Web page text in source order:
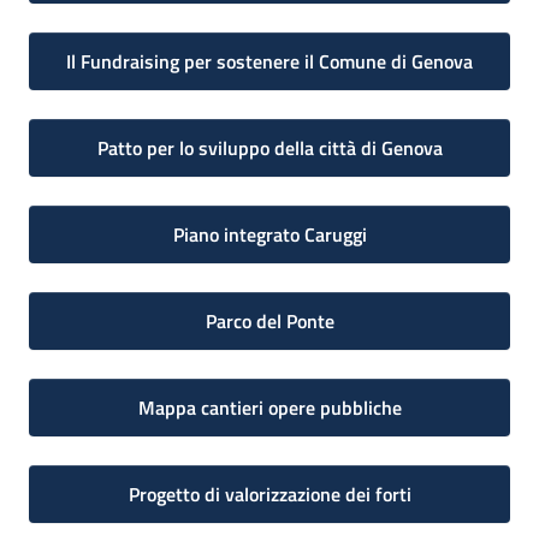
Il Fundraising per sostenere il Comune di Genova
Patto per lo sviluppo della città di Genova
Piano integrato Caruggi
Parco del Ponte
Mappa cantieri opere pubbliche
Progetto di valorizzazione dei forti